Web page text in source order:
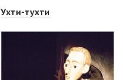
Ухти-тухти